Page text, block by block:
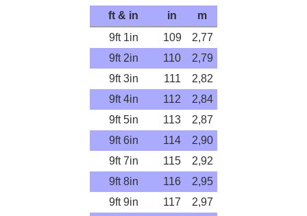
ft & in in
m
9ft 1in
109
2,77
9ft 2in
110
2,79
9ft 3in
111
2,82
9ft 4in
112
2,84
9ft 5in
113
2,87
9ft 6in
114
2,90
9ft 7in
115
2,92
9ft 8in
116
2,95
9ft 9in
117
2,97